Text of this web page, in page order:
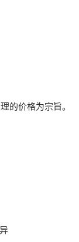
的价格为宗旨。